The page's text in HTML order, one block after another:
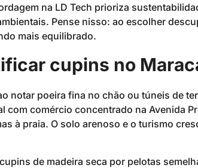
na LD Tech prioriza
Pense nisso: ao escolher
mais equilibrado.
cupins no
notar poeira fina no chão ou túneis de
com comércio concentrado na Avenida
à praia. O solo arenoso e o turismo
de madeira seca por pelotas